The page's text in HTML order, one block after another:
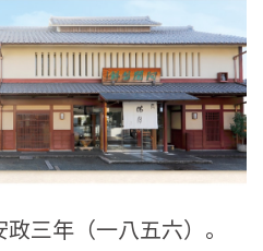
三年（一八五六）。